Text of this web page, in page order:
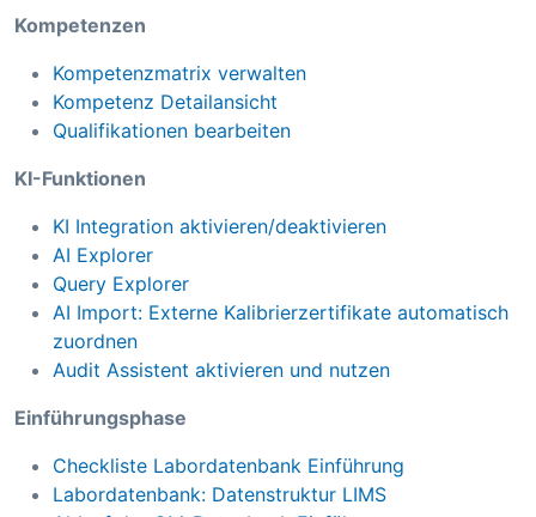
Kompetenzen
Kompetenzmatrix verwalten
Kompetenz Detailansicht
Qualifikationen bearbeiten
KI-Funktionen
KI Integration aktivieren/deaktivieren
AI Explorer
Query Explorer
AI Import: Externe Kalibrierzertifikate automatisch
zuordnen
Audit Assistent aktivieren und nutzen
Einführungsphase
Checkliste Labordatenbank Einführung
Labordatenbank: Datenstruktur LIMS